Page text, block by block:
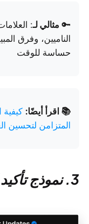
🔑 مثالي لـ
الناميين، وفرق
حساسة للوقت
📚 اقرأ أيضًا: كيفية
المتزامن لتحسين
3. نموذج تأكيد الطلب